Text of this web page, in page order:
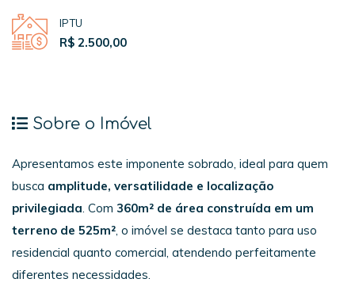
IPTU
R$ 2.500,00
Sobre o Imóvel
Apresentamos este imponente sobrado, ideal para quem
busca amplitude, versatilidade e localização
privilegiada. Com 360m² de área construída em um
terreno de 525m², o imóvel se destaca tanto para uso
residencial quanto comercial, atendendo perfeitamente
diferentes necessidades.